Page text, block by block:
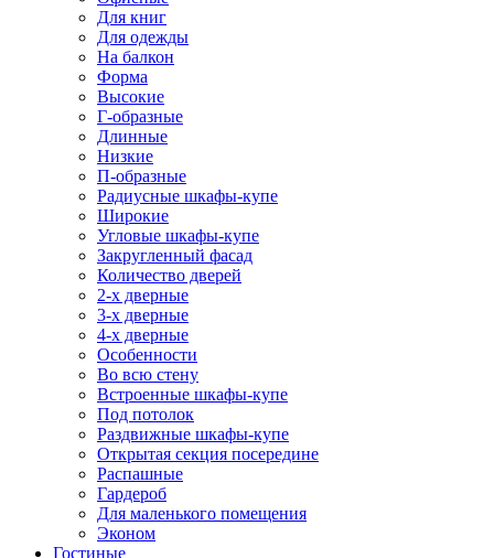
Для книг
Для одежды
На балкон
Форма
Высокие
Г-образные
Длинные
Низкие
П-образные
Радиусные шкафы-купе
Широкие
Угловые шкафы-купе
Закругленный фасад
Количество дверей
2-х дверные
3-х дверные
4-х дверные
Особенности
Во всю стену
Встроенные шкафы-купе
Под потолок
Раздвижные шкафы-купе
Открытая секция посередине
Распашные
Гардероб
Для маленького помещения
Эконом
Гостиные